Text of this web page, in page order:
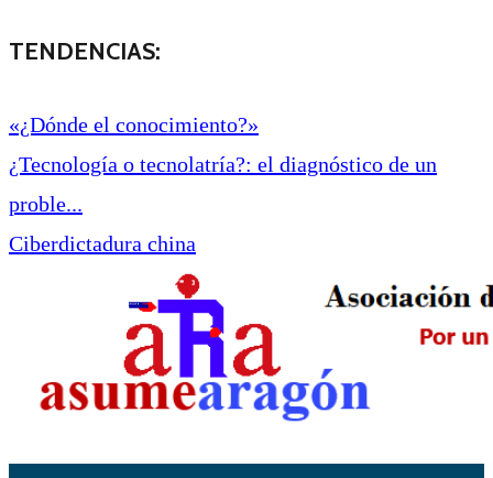
TENDENCIAS:
«¿Dónde el conocimiento?»
¿Tecnología o tecnolatría?: el diagnóstico de un
proble...
Ciberdictadura china